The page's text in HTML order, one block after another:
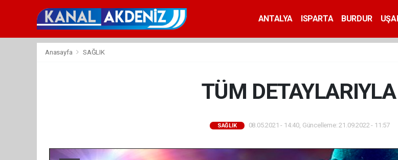
ANTALYA ISPARTA BURDUR
Anasayfa SAĞLIK
TÜM
SAĞLIK 08.05.2021 - 14:40, Güncelleme: 21.09.2022 - 11:57